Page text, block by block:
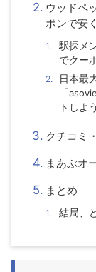
ウッドペ
ポンで安
駅探メ
でクー
日本最
「
トしよう
クチコミ
まあぶオ
まとめ
結局、